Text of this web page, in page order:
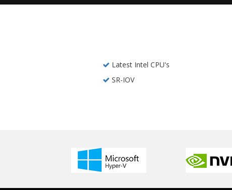
Latest Intel CPU's
SR-IOV